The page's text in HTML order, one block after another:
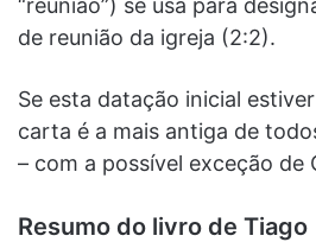
de reunião da igreja (2:2).
Se esta datação inicial
carta é a mais antiga de
– com a possível exceção de
Resumo do livro de Tiago